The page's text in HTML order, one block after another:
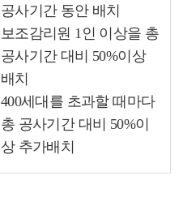
공사기간 동안 배치
보조감리원 1인 이상을 총
공사기간 대비 50%이상
배치
400세대를 초과할 때마다
총 공사기간 대비 50%이
상 추가배치